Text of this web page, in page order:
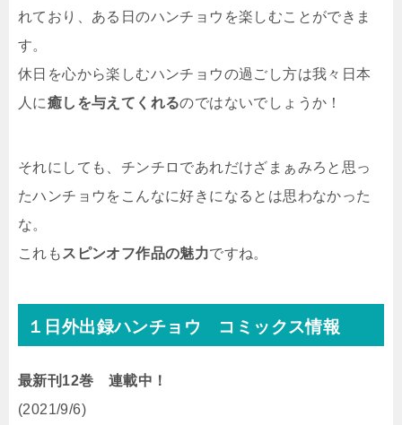
れており、ある日のハンチョウを楽しむことができま
す。
休日を心から楽しむハンチョウの過ごし方は我々日本
人に癒しを与えてくれるのではないでしょうか！
それにしても、チンチロであれだけざまぁみろと思っ
たハンチョウをこんなに好きになるとは思わなかった
な。
これも スピンオフ作品の魅力ですね。
１日外出録ハンチョウ コミックス情報
最新刊12巻 連載中！
(2021/9/6)